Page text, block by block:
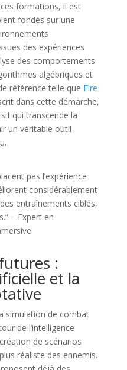
formations, il est
fondés sur une
des expériences
des comportements
algébriques et
référence telle que Fire
dans cette démarche,
qui transcende la
un véritable outil
pas l’expérience
considérablement
entraînements ciblés,
– Expert en
:
et la
simulation de combat
de l’intelligence
de scénarios
réaliste des ennemis.